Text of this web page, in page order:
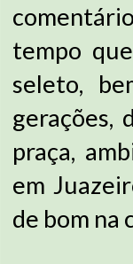
tempo
seleto,
gerações,
praça,
em
de bom na